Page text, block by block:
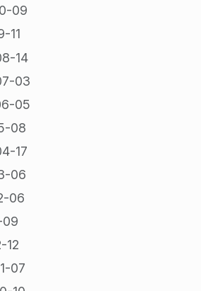
09
11
14
03
05
08
17
06
06
09
12
07